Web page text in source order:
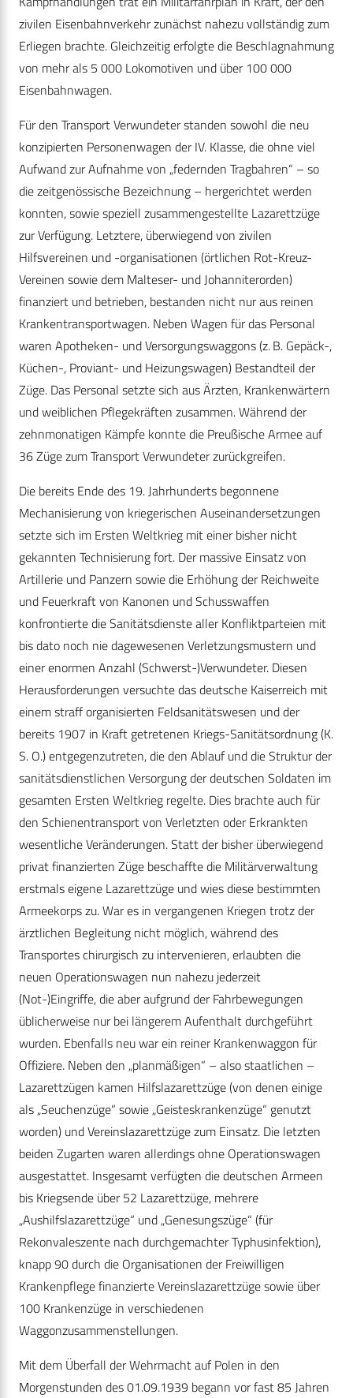
zivilen Eisenbahnverkehr zunächst nahezu vollständig zum
Erliegen brachte. Gleichzeitig erfolgte die Beschlagnahmung
von mehr als 5 000 Lokomotiven und über 100 000
Eisenbahnwagen.
Für den Transport Verwundeter standen sowohl die neu
konzipierten Personenwagen der IV. Klasse, die ohne viel
Aufwand zur Aufnahme von „federnden Tragbahren“ – so
die zeitgenössische Bezeichnung – hergerichtet werden
konnten, sowie speziell zusammengestellte Lazarettzüge
zur Verfügung. Letztere, überwiegend von zivilen
Hilfsvereinen und -organisationen (örtlichen Rot-Kreuz-
Vereinen sowie dem Malteser- und Johanniterorden)
finanziert und betrieben, bestanden nicht nur aus reinen
Krankentransportwagen. Neben Wagen für das Personal
waren Apotheken- und Versorgungswaggons (z. B. Gepäck-,
Küchen-, Proviant- und Heizungswagen) Bestandteil der
Züge. Das Personal setzte sich aus Ärzten, Krankenwärtern
und weiblichen Pflegekräften zusammen. Während der
zehnmonatigen Kämpfe konnte die Preußische Armee auf
36 Züge zum Transport Verwundeter zurückgreifen.
Die bereits Ende des 19. Jahrhunderts begonnene
Mechanisierung von kriegerischen Auseinandersetzungen
setzte sich im Ersten Weltkrieg mit einer bisher nicht
gekannten Technisierung fort. Der massive Einsatz von
Artillerie und Panzern sowie die Erhöhung der Reichweite
und Feuerkraft von Kanonen und Schusswaffen
konfrontierte die Sanitätsdienste aller Konfliktparteien mit
bis dato noch nie dagewesenen Verletzungsmustern und
einer enormen Anzahl (Schwerst-)Verwundeter. Diesen
Herausforderungen versuchte das deutsche Kaiserreich mit
einem straff organisierten Feldsanitätswesen und der
bereits 1907 in Kraft getretenen Kriegs-Sanitätsordnung (K.
S. O.) entgegenzutreten, die den Ablauf und die Struktur der
sanitätsdienstlichen Versorgung der deutschen Soldaten im
gesamten Ersten Weltkrieg regelte. Dies brachte auch für
den Schienentransport von Verletzten oder Erkrankten
wesentliche Veränderungen. Statt der bisher überwiegend
privat finanzierten Züge beschaffte die Militärverwaltung
erstmals eigene Lazarettzüge und wies diese bestimmten
Armeekorps zu. War es in vergangenen Kriegen trotz der
ärztlichen Begleitung nicht möglich, während des
Transportes chirurgisch zu intervenieren, erlaubten die
neuen Operationswagen nun nahezu jederzeit
(Not-)Eingriffe, die aber aufgrund der Fahrbewegungen
üblicherweise nur bei längerem Aufenthalt durchgeführt
wurden. Ebenfalls neu war ein reiner Krankenwaggon für
Offiziere. Neben den „planmäßigen“ – also staatlichen –
Lazarettzügen kamen Hilfslazarettzüge (von denen einige
als „Seuchenzüge“ sowie „Geisteskrankenzüge“ genutzt
worden) und Vereinslazarettzüge zum Einsatz. Die letzten
beiden Zugarten waren allerdings ohne Operationswagen
ausgestattet. Insgesamt verfügten die deutschen Armeen
bis Kriegsende über 52 Lazarettzüge, mehrere
„Aushilfslazarettzüge“ und „Genesungszüge“ (für
Rekonvaleszente nach durchgemachter Typhusinfektion),
knapp 90 durch die Organisationen der Freiwilligen
Krankenpflege finanzierte Vereinslazarettzüge sowie über
100 Krankenzüge in verschiedenen
Waggonzusammenstellungen.
Mit dem Überfall der Wehrmacht auf Polen in den
Morgenstunden des 01.09.1939 begann vor fast 85 Jahren